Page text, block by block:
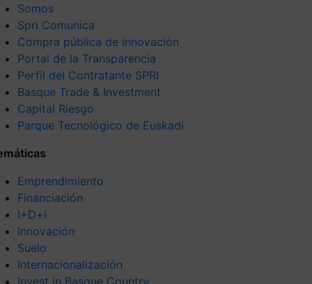
Somos
Spri Comunica
Compra pública de innovación
Portal de la Transparencia
Perfil del Contratante SPRI
Basque Trade & Investment
Capital Riesgo
Parque Tecnológico de Euskadi
Emprendimiento
Financiación
I+D+i
Innovación
Suelo
Internacionalización
Invest in Basque Country